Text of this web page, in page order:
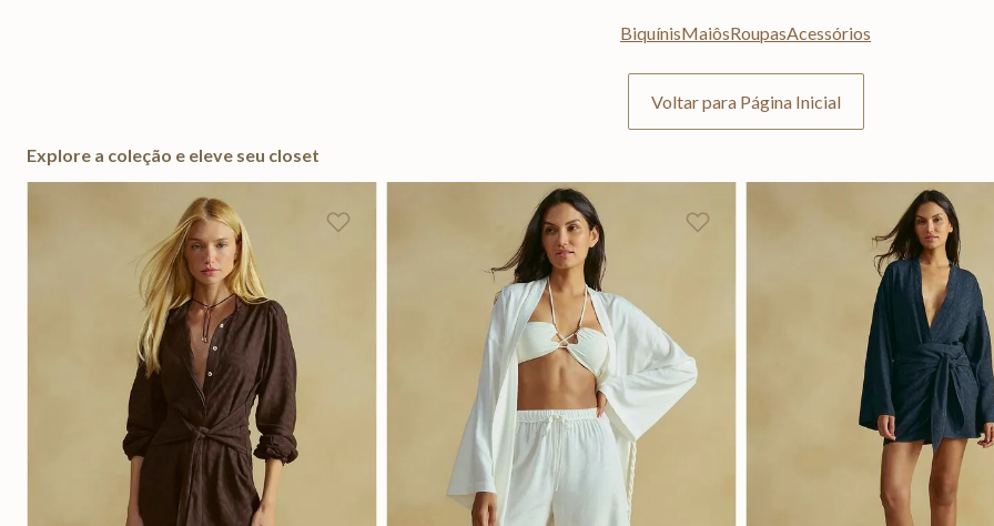
BiquínisMaiôsRoupasAcessórios
Voltar para Página Inicial
Explore a coleção e eleve seu closet